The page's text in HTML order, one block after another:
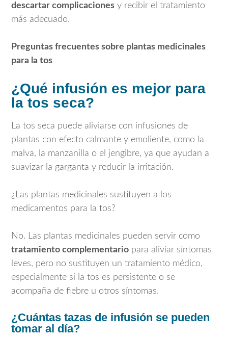
descartar complicaciones y recibir el tratamiento
más adecuado.
Preguntas frecuentes sobre plantas medicinales
para la tos
¿Qué infusión es mejor para
la tos seca?
La tos seca puede aliviarse con infusiones de
plantas con efecto calmante y emoliente, como la
malva, la manzanilla o el jengibre, ya que ayudan a
suavizar la garganta y reducir la irritación.
¿Las plantas medicinales sustituyen a los
medicamentos para la tos?
No. Las plantas medicinales pueden servir como
tratamiento complementario para aliviar síntomas
leves, pero no sustituyen un tratamiento médico,
especialmente si la tos es persistente o se
acompaña de fiebre u otros síntomas.
¿Cuántas tazas de infusión se pueden
tomar al día?